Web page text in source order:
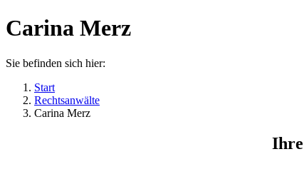
Carina Merz
Sie befinden sich hier:
Start
Rechtsanwälte
Carina Merz